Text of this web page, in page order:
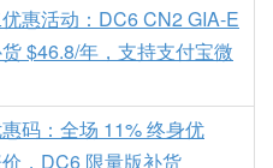
惠活动：DC6 CN2 GIA-E
$46.8/年，支持支付宝微
码：全场 11% 终身优
，DC6 限量版补货